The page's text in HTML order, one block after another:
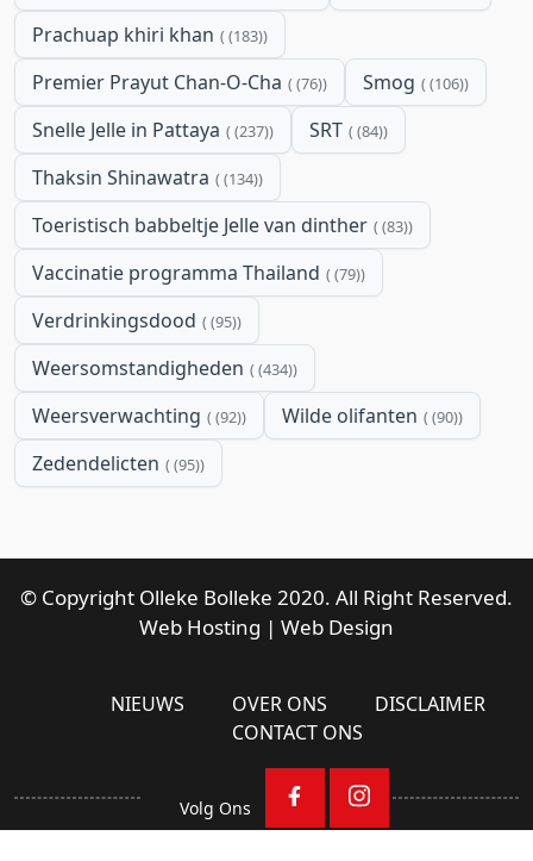
Prachuap khiri khan (183)
Premier Prayut Chan-O-Cha (76) Smog (106)
Snelle Jelle in Pattaya (237) SRT (84)
Thaksin Shinawatra (134)
Toeristisch babbeltje Jelle van dinther (83)
Vaccinatie programma Thailand (79)
Verdrinkingsdood (95)
Weersomstandigheden (434)
Weersverwachting (92) Wilde olifanten (90)
Zedendelicten (95)
© Copyright Olleke Bolleke 2020. All Right Reserved.
Web Hosting | Web Design
NIEUWS OVER ONS
DISCLAIMER
CONTACT ONS
Volg Ons